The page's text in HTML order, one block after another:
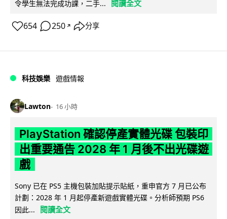
令學生無法完成功課，二手... 閱讀全文
654 250 ↗ 分享
科技娛樂 遊戲情報
Lawton 16 小時
PlayStation 確認停產實體光碟 包裝印
出重要通告 2028 年 1 月後不出光碟遊
戲
Sony 已在 PS5 主機包裝加貼提示貼紙，重申官方 7 月已公布
計劃：2028 年 1 月起停產新遊戲實體光碟。分析師預期 PS6
因此...
閱讀全文